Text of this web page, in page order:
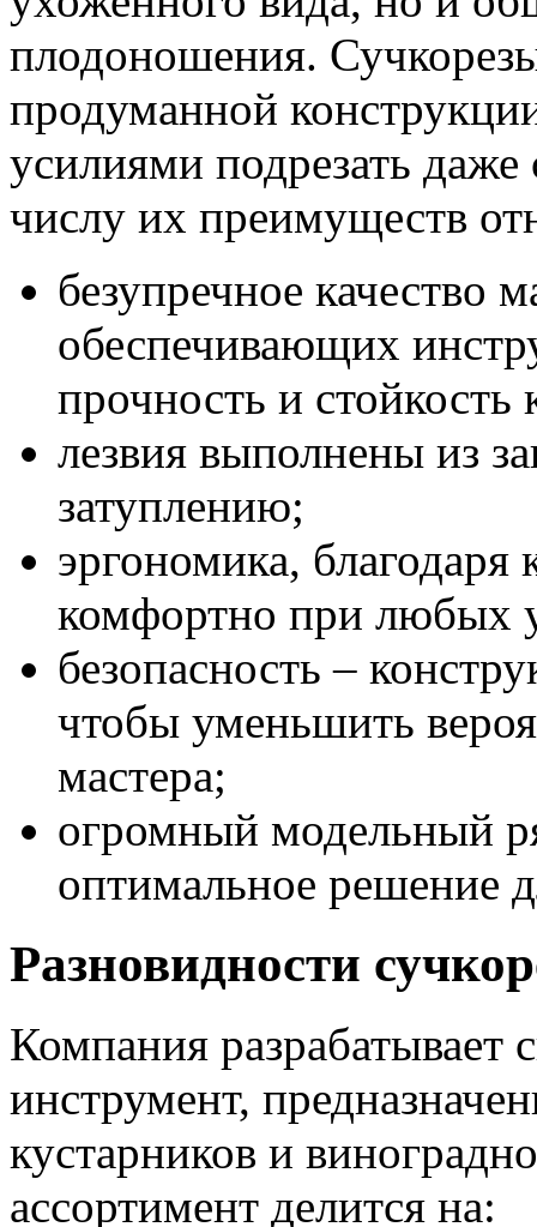
плодоношения.
продуманной
усилиями подрезать
числу их преимуществ
безупречное качество
обеспечивающих
прочность и
лезвия выполнены из
затуплению;
эргономика, благодаря
комфортно при любых
безопасность –
чтобы уменьшить
мастера;
огромный модельный
оптимальное решение
Разновидности
Компания разрабатывает
инструмент,
кустарников и
ассортимент делится на: